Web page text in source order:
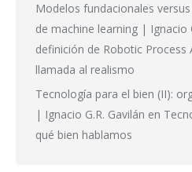
Modelos fundacionales
de machine learning | Ignacio
definición de Robotic Process
llamada al realismo
Tecnología para el bien (II):
| Ignacio G.R. Gavilán en
qué bien hablamos